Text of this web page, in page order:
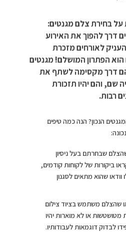
בחירת צלם מגנטים:
דרך להפוך את האירוע
לאורחים מזכרת
הפתרון המושלם! מגנטים
דרך מקסימה לשתף את
והם יהיו תזכורת
רבות.
הנכון? הנה כמה טיפים
שבחרתם בעל ניסיון
ביקורות של לקוחות קודמים,
שהוא מתאים לסגנון
שהצלם משתמש בציוד צילום
מטושטשות או לא מוארות יהיו
לבדוק דוגמאות לעבודותיו.